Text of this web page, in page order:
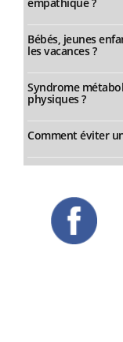
Bébés, jeunes
les vacances ?
Syndrome
physiques ?
Comment éviter